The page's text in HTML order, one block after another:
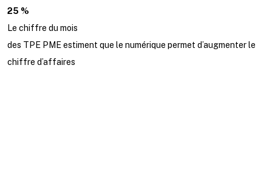
25 %
Le chiffre du mois
des TPE PME estiment que le numérique permet d’augmenter le
chiffre d’affaires